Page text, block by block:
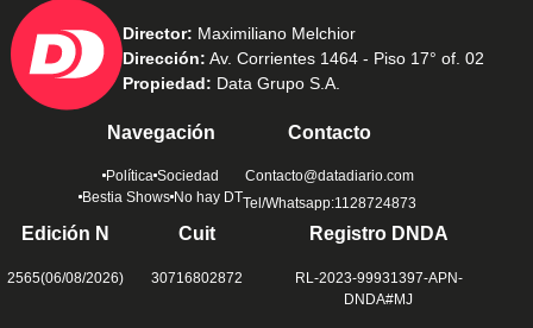
Director: Maximiliano Melchior
Dirección: Av. Corrientes 1464 - Piso 17° of. 02
Propiedad: Data Grupo S.A.
Navegación
Política Sociedad
Bestia Shows No hay DT
Contacto
Contacto@datadiario.com
Tel/Whatsapp:1128724873
Edición N
2565(06/08/2026)
Cuit
30716802872
Registro DNDA
RL-2023-99931397-APN-
DNDA#MJ